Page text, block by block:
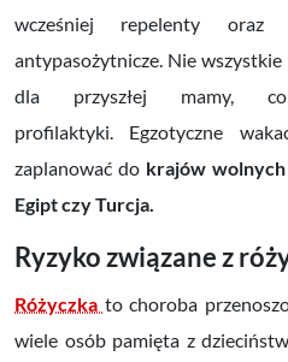
wcześniej repelenty oraz
antypasożytnicze. Nie
dla przyszłej mamy, co
profilaktyki. Egzotyczne
zaplanować do krajów
Egipt czy Turcja.
Ryzyko związane z
Różyczka to choroba
wiele osób pamięta z